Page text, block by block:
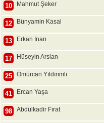
10 Mahmut Şeker
12 Bünyamin Kasal
13 Erkan İnan
17 Hüseyin Arslan
25 Ömürcan Yıldırımlı
41 Ercan Yaşa
98 Abdülkadir Fırat